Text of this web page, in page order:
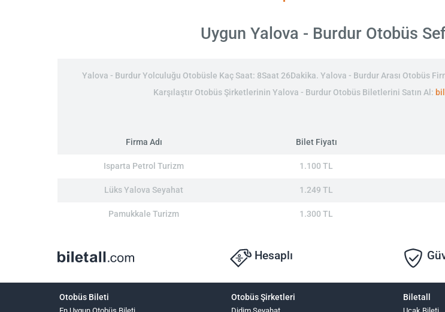
Uygun Yalova - Burdur Otobüs
Yalova - Burdur Yolculuğu Otobüsle Kaç Saat: 8Saat 26Dakika. Yalova - Burdur Arası Otobüs
Karşılaştır Otobüs Şirketlerinin Yalova - Burdur Otobüs Biletlerini Satın Al:
Firma Adı Bilet Fiyatı
Isparta Petrol Turizm 1.100 TL
Lüks Yalova Seyahat 1.249 TL
Pamukkale Turizm 1.300 TL
Hesaplı
Otobüs Bileti Otobüs Şirketleri Biletall